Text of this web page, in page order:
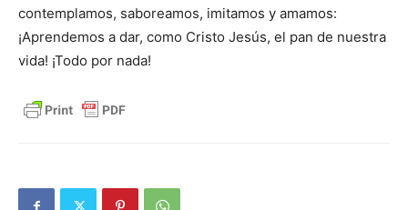
contemplamos, saboreamos, imitamos y amamos:
¡Aprendemos a dar, como Cristo Jesús, el pan de nuestra
vida! ¡Todo por nada!